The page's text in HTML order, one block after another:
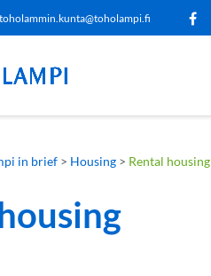
toholammin.kunta@toholampi.fi
in brief> Housing> Rental housing